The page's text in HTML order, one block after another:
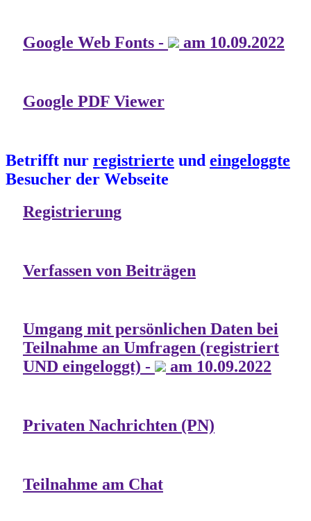
Google Web Fonts - am 10.09.2022
Google PDF Viewer
Betrifft nur registrierte und eingeloggte
Besucher der Webseite
Registrierung
Verfassen von Beiträgen
Umgang mit persönlichen Daten bei
Teilnahme an Umfragen (registriert
UND eingeloggt) -
am 10.09.2022
Privaten Nachrichten (PN)
Teilnahme am Chat